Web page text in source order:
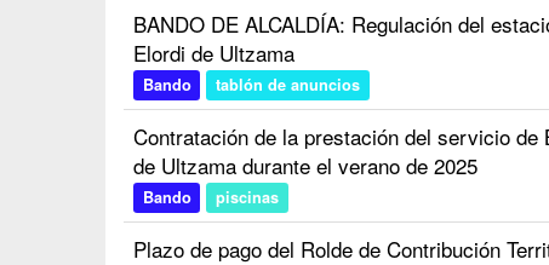
BANDO DE ALCALDÍA: Regulación del
Elordi de Ultzama
Bando tablón de anuncios
Contratación de la prestación del servicio de
de Ultzama durante el verano de 2025
Bando piscinas
Plazo de pago del Rolde de Contribución